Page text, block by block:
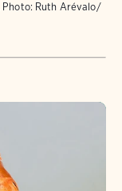
Photo: Ruth Arévalo/